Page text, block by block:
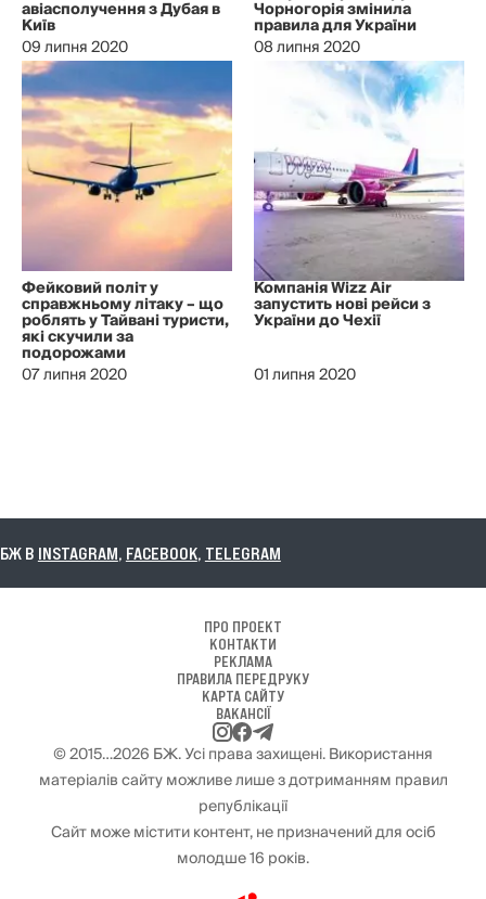
авіасполучення з Дубая в
Київ
09 липня 2020
Чорногорія змінила
правила для України
08 липня 2020
Фейковий політ у
справжньому літаку – що
роблять у Тайвані туристи,
які скучили за
подорожами
07 липня 2020
Компанія Wizz Air
запустить нові рейси з
України до Чехії
01 липня 2020
INSTAGRAM,FACEBOOK,TELEGRAM
ПРО ПРОЕКТ
КОНТАКТИ
РЕКЛАМА
ПРАВИЛА ПЕРЕДРУКУ
КАРТА САЙТУ
ВАКАНСІЇ
© 2015…2026 БЖ. Усі права захищені. Використання
матеріалів сайту можливе лише з дотриманням правил
републікації
Сайт може містити контент, не призначений для осіб
молодше 16 років.